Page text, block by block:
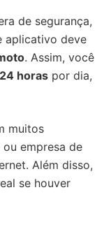
de segurança,
aplicativo deve
. Assim, você
horas por dia,
muitos
empresa de
Além disso,
se houver